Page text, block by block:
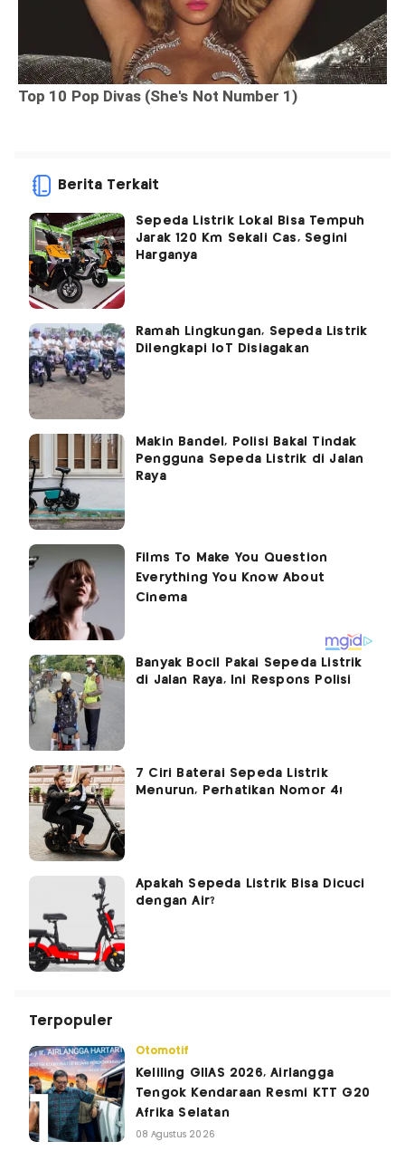
Berita Terkait
Sepeda Listrik Lokal Bisa Tempuh
Jarak 120 Km Sekali Cas, Segini
Harganya
Ramah Lingkungan, Sepeda Listrik
Dilengkapi IoT Disiagakan
Makin Bandel, Polisi Bakal Tindak
Pengguna Sepeda Listrik di Jalan
Raya
Banyak Bocil Pakai Sepeda Listrik
di Jalan Raya, Ini Respons Polisi
7 Ciri Baterai Sepeda Listrik
Menurun, Perhatikan Nomor 4!
Apakah Sepeda Listrik Bisa Dicuci
dengan Air?
Terpopuler
Otomotif
Keliling GIIAS 2026, Airlangga
Tengok Kendaraan Resmi KTT G20
Afrika Selatan
08 Agustus 2026